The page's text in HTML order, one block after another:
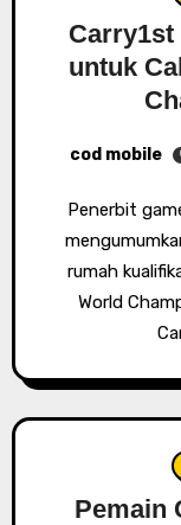
untuk
cod mobile
Penerbit game mobile asal Afrika, Carry1st, resmi
rumah
World
Pemain